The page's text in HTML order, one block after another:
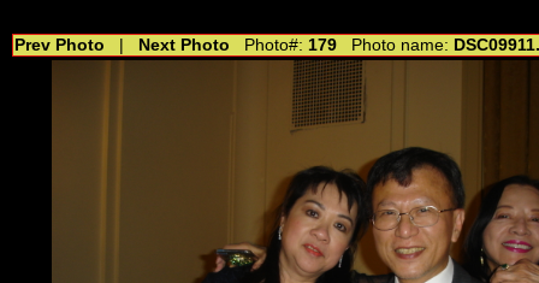
Prev Photo Next Photo Photo#: 179 Photo name: